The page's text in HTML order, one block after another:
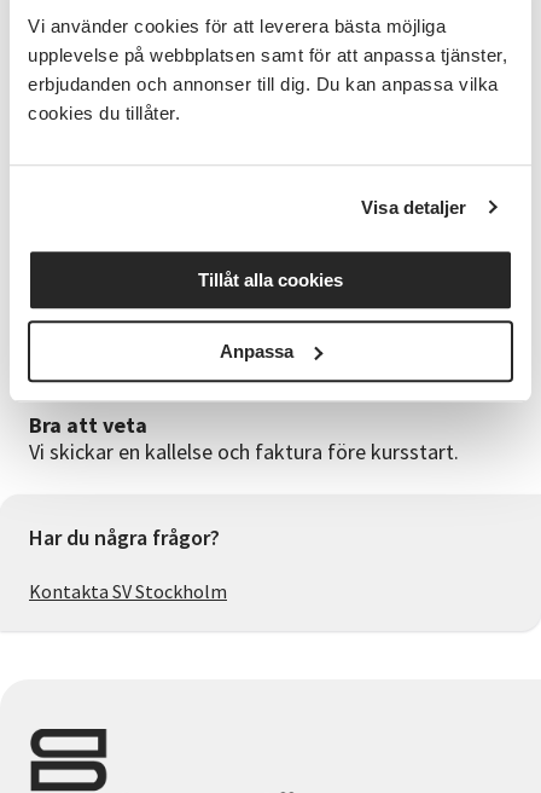
Vi använder cookies för att leverera bästa möjliga
upplevelse på webbplatsen samt för att anpassa tjänster,
erbjudanden och annonser till dig. Du kan anpassa vilka
cookies du tillåter.
Visa detaljer
Tillåt alla cookies
Anpassa
Kursledare
Atab Bayo som har lång erfarenhet av att lära ut
dans till deltagare med intellektuell
funktionsnedsättning.
Kursstart
SV Stockholm, Sandhamnsgatan 8, Gärdet
Busshållplats och t-bana Gärdet, uppgång mot
Furusundsgatan/Värtahamnen.
Vändplats för taxi finns precis utanför.
Bra att veta
Vi skickar en kallelse och faktura före kursstart.
Har du några frågor?
Kontakta SV Stockholm